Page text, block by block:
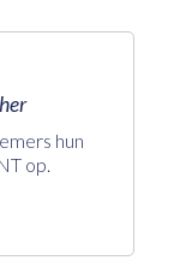
hun
op.